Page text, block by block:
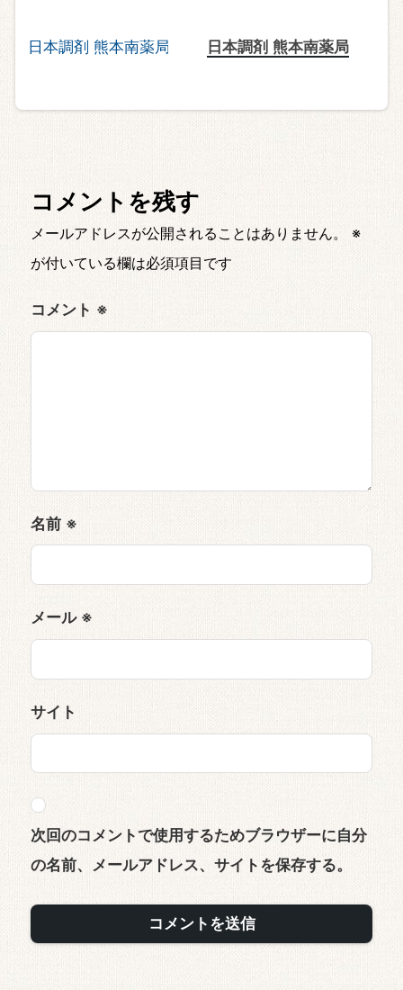
日本調剤 熊本南薬局
コメントを残す
メールアドレスが公開されることはありません。
※
が付いている欄は必須項目です
コメント ※
名前 ※
メール ※
サイト
次回のコメントで使用するためブラウザーに自分
の名前、メールアドレス、サイトを保存する。